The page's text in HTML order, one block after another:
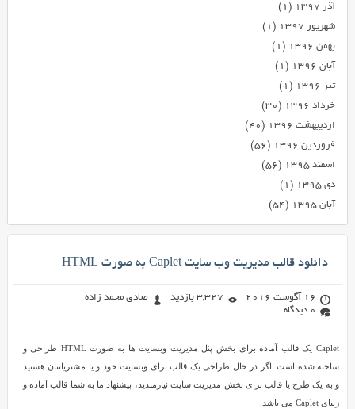
آذر ۱۳۹۷
(۱)
شهریور ۱۳۹۷
(۱)
بهمن ۱۳۹۶
(۱)
آبان ۱۳۹۶
(۱)
تیر ۱۳۹۶
(۱)
خرداد ۱۳۹۶
(۳۰)
اردیبهشت ۱۳۹۶
(۴۰)
فروردین ۱۳۹۶
(۵۶)
اسفند ۱۳۹۵
(۵۶)
دی ۱۳۹۵
(۱)
آبان ۱۳۹۵
(۵۴)
دانلود قالب مدیریت وب سایت Caplet به صورت HTML
16 آگوست 2016 3,327 بازدید
صادق محمد زاده
0 دیدگاه
Caplet یک قالب آماده برای بخش پنل مدیریت وبسایت ها به صورت HTML طراحی و
ساخته شده است. اگر در حال طراحی یک قالب برای وبسایت خود و یا مشتریانتان هستید
و به یک طرح یا قالب برای بخش مدیریت سایت نیازمندید، پیشنهاد ما به شما قالب آماده و
زیبای Caplet می باشد.